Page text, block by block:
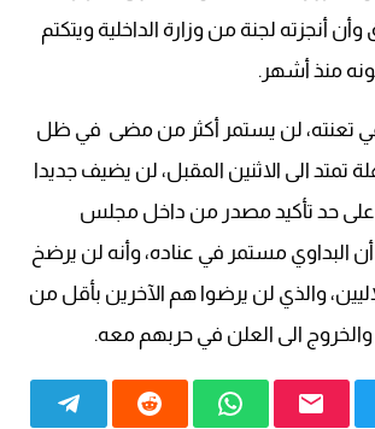
أنجزته لجنة من وزارة الداخلية ويتكتم
منذ أشهر.
في تعنته، لن يستمر أكثر من مضى في ظل
تمتد الى الاثنين المقبل، لن يضيف جديدا
على حد تأكيد مصدر من داخل مجلس
البداوي مستمر في عناده، وأنه لن يرضخ
والذي لن يرضوا هم الآخرين بأقل من
الى العلن في حربهم معه.